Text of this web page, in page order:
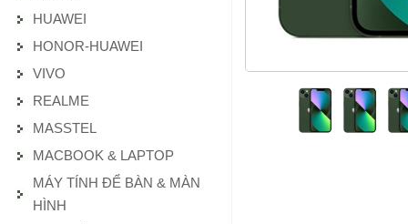
HUAWEI
HONOR-HUAWEI
VIVO
REALME
MASSTEL
MACBOOK & LAPTOP
MÁY TÍNH ĐỂ BÀN & MÀN
HÌNH